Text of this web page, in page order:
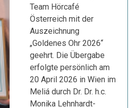
Team Hörcafé
Österreich mit der
Auszeichnung
„Goldenes Ohr 2026“
geehrt. Die Übergabe
erfolgte persönlich am
20 April 2026 in Wien im
Meliá durch Dr. Dr. h.c.
Monika Lehnhardt-